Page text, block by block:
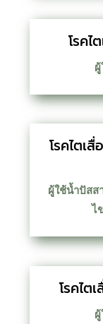
โรคไ
โรคไตเ
ผู้ใช้น้ำปัสส
ไ
โรคไต